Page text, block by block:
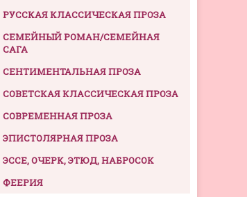
РУССКАЯ КЛАССИЧЕСКАЯ ПРОЗА
СЕМЕЙНЫЙ РОМАН/СЕМЕЙНАЯ
САГА
СЕНТИМЕНТАЛЬНАЯ ПРОЗА
СОВЕТСКАЯ КЛАССИЧЕСКАЯ ПРОЗА
СОВРЕМЕННАЯ ПРОЗА
ЭПИСТОЛЯРНАЯ ПРОЗА
ЭССЕ, ОЧЕРК, ЭТЮД, НАБРОСОК
ФЕЕРИЯ